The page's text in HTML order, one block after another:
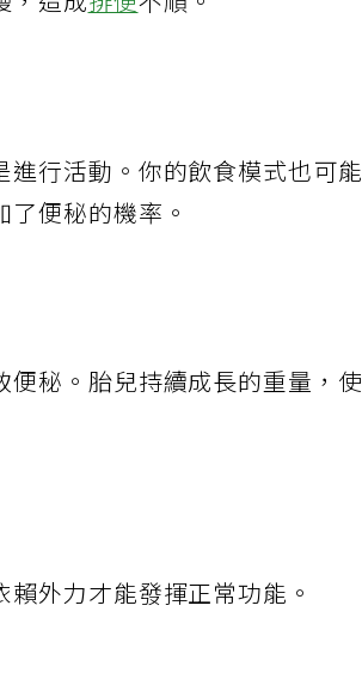
，造成排便不順。
行活動。你的飲食模式也可能
便秘的機率。
秘。胎兒持續成長的重量，使
外力才能發揮正常功能。